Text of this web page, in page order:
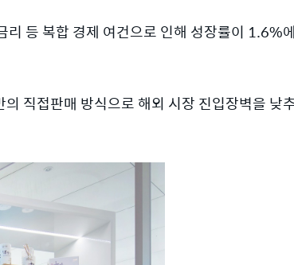
등 복합 경제 여건으로 인해 성장률이 1.6%
직접판매 방식으로 해외 시장 진입장벽을 낮